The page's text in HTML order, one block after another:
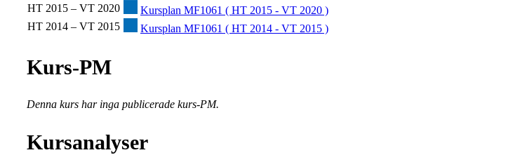
HT 2015 – VT 2020
Kursplan MF1061 ( HT 2015 - VT 2020 )
HT 2014 – VT 2015
Kursplan MF1061 ( HT 2014 - VT 2015 )
Kurs-PM
Denna kurs har inga publicerade kurs-PM.
Kursanalyser